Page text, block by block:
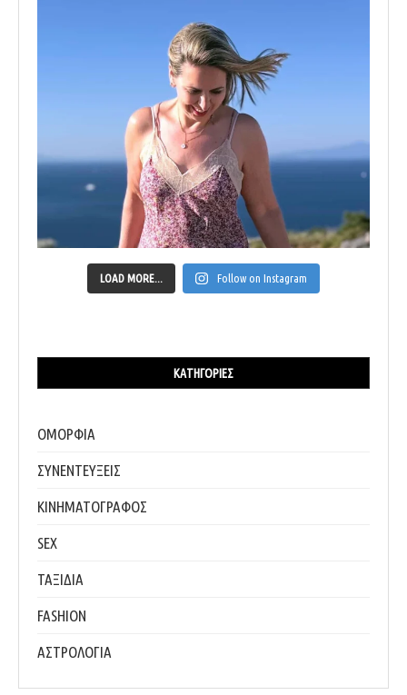
LOAD MORE... Follow on Instagram
ΚΑΤΗΓΟΡΊΕΣ
ΟΜΟΡΦΙΑ
ΣΥΝΕΝΤΕΥΞΕΙΣ
ΚΙΝΗΜΑΤΟΓΡΑΦΟΣ
SEX
ΤΑΞΙΔΙΑ
FASHION
ΑΣΤΡΟΛΟΓΙΑ